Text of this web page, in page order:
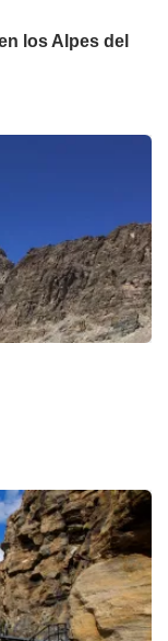
los Alpes del